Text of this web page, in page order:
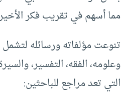
مما أسهم في تقريب فكر الأخير
تنوعت مؤلفاته ورسائله
وعلومه، الفقه، التفسير،
التي تعد مراجع للباحثين: